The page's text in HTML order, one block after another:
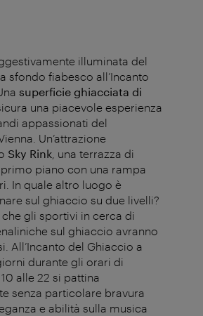
illuminata del
sfondo fiabesco all’Incanto
superficie ghiacciata di
una piacevole esperienza
appassionati del
Un’attrazione
Sky Rink , una terrazza di
piano con una rampa
In quale altro luogo è
sul ghiaccio su due livelli?
gli sportivi in cerca di
sul ghiaccio avranno
All’Incanto del Ghiaccio a
durante gli orari di
alle 22 si pattina
senza particolare bravura
e abilità sulla musica